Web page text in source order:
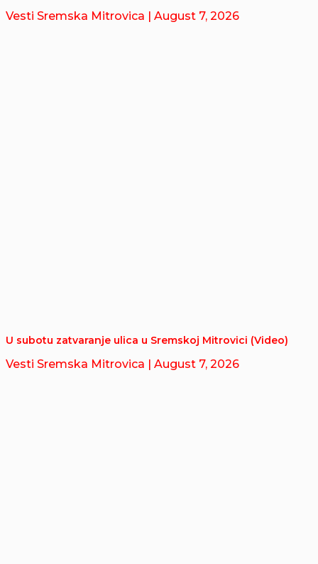
Vesti Sremska Mitrovica | August 7, 2026
U subotu zatvaranje ulica u Sremskoj Mitrovici (Video)
Vesti Sremska Mitrovica | August 7, 2026